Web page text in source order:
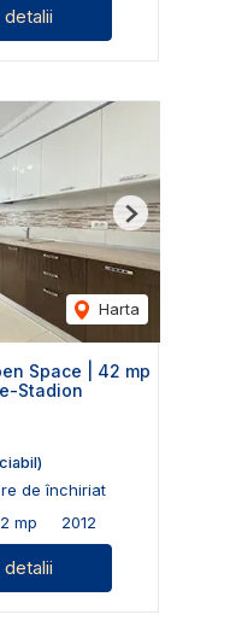
Harta
Next
Space | 42 mp
Stadion
de închiriat
mp 2012